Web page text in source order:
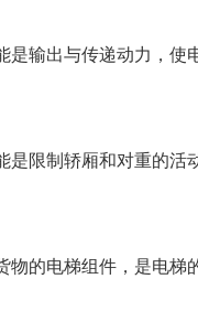
是输出与传递动力，使
是限制轿厢和对重的活
物的电梯组件，是电梯